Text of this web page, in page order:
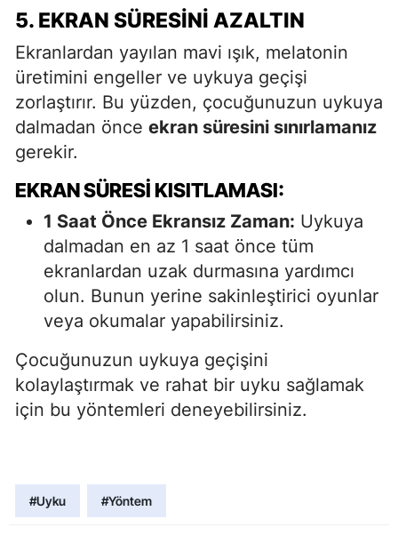
5. EKRAN SÜRESINI AZALTIN
Ekranlardan yayılan mavi ışık, melatonin
üretimini engeller ve uykuya geçişi
zorlaştırır. Bu yüzden, çocuğunuzun uykuya
dalmadan önce ekran süresini sınırlamanız
gerekir.
EKRAN SÜRESI KISITLAMASI:
1 Saat Önce Ekransız Zaman: Uykuya
dalmadan en az 1 saat önce tüm
ekranlardan uzak durmasına yardımcı
olun. Bunun yerine sakinleştirici oyunlar
veya okumalar yapabilirsiniz.
Çocuğunuzun uykuya geçişini
kolaylaştırmak ve rahat bir uyku sağlamak
için bu yöntemleri deneyebilirsiniz.
#Uyku #Yöntem